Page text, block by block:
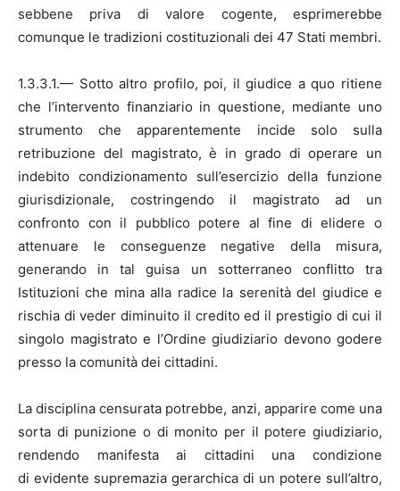
sebbene priva di valore cogente, esprimerebbe
comunque le tradizioni costituzionali dei 47 Stati membri.
1.3.3.1.— Sotto altro profilo, poi, il giudice a quo ritiene
che l’intervento finanziario in questione, mediante uno
strumento che apparentemente incide solo sulla
retribuzione del magistrato, è in grado di operare un
indebito condizionamento sull’esercizio della funzione
giurisdizionale, costringendo il magistrato ad un
confronto con il pubblico potere al fine di elidere o
attenuare le conseguenze negative della misura,
generando in tal guisa un sotterraneo conflitto tra
Istituzioni che mina alla radice la serenità del giudice e
rischia di veder diminuito il credito ed il prestigio di cui il
singolo magistrato e l’Ordine giudiziario devono godere
presso la comunità dei cittadini.
La disciplina censurata potrebbe, anzi, apparire come una
sorta di punizione o di monito per il potere giudiziario,
rendendo manifesta ai cittadini una condizione
di evidente supremazia gerarchica di un potere sull’altro,